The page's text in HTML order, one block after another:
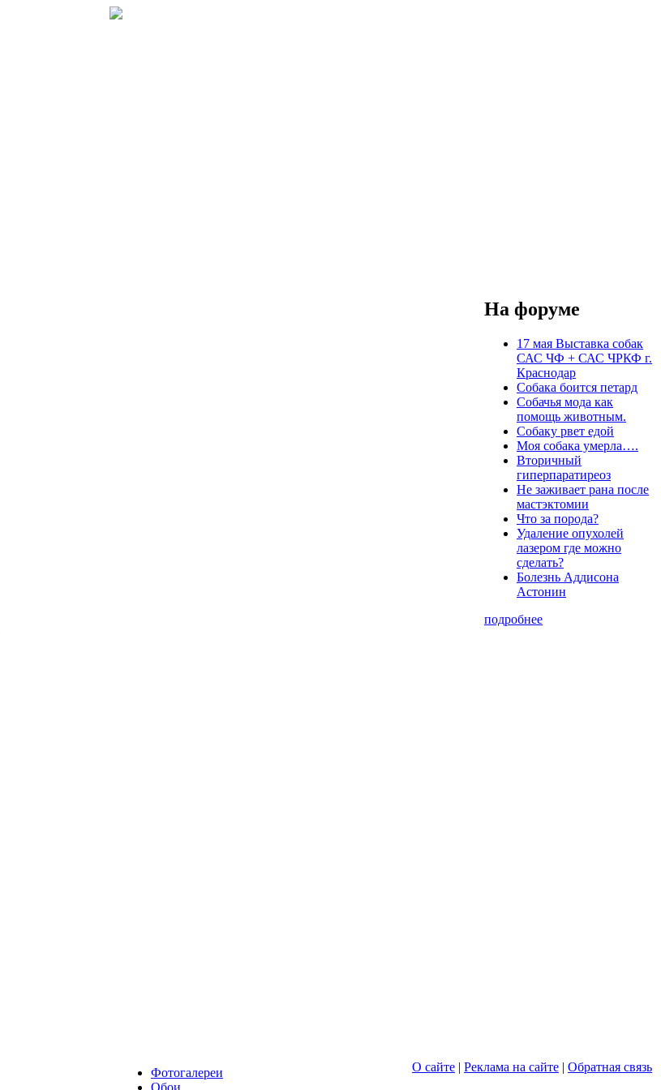
На форуме
17 мая Выставка собак
САС ЧФ + САС ЧРКФ г.
Краснодар
Собака боится петард
Собачья мода как
помощь животным.
Собаку рвет едой
Моя собака умерла….
Вторичный
гиперпаратиреоз
Не заживает рана после
мастэктомии
Что за порода?
Удаление опухолей
лазером где можно
сделать?
Болезнь Аддисона
Астонин
подробнее
Фотогалереи
Обои
О сайте | Реклама на сайте | Обратная связь